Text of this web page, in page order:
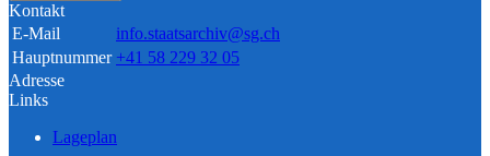
Kontakt
E-Mail
info.staatsarchiv@sg.ch
Hauptnummer +41 58 229 32 05
Adresse
Links
Lageplan